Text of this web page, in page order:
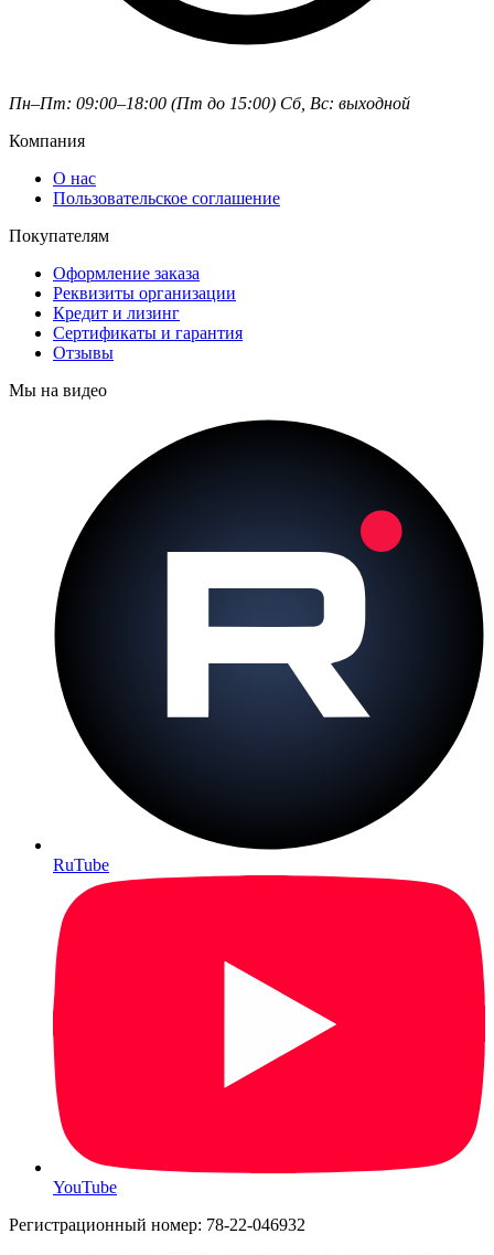
Пн–Пт: 09:00–18:00 (Пт до 15:00) Сб, Вс: выходной
Компания
О нас
Пользовательское соглашение
Покупателям
Оформление заказа
Реквизиты организации
Кредит и лизинг
Сертификаты и гарантия
Отзывы
Мы на видео
RuTube
YouTube
Регистрационный номер: 78-22-046932